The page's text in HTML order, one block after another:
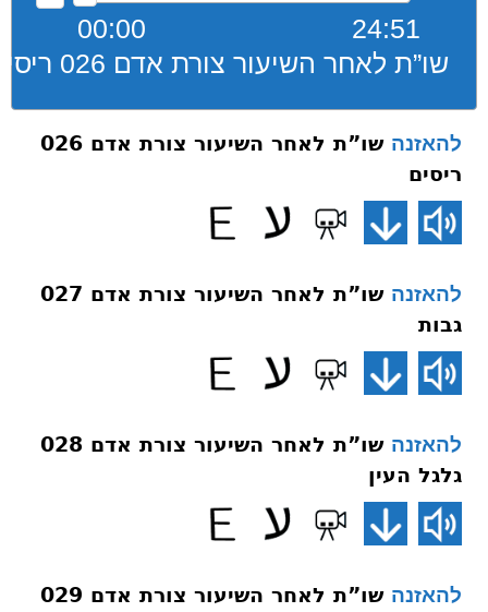
00:00
24:51
שו”ת לאחר השיעור צורת אדם 026 ריסים
להאזנה
שו”ת לאחר השיעור צורת אדם 026
ריסים
להאזנה
שו”ת לאחר השיעור צורת אדם 027
גבות
להאזנה
שו”ת לאחר השיעור צורת אדם 028
גלגל העין
להאזנה
שו”ת לאחר השיעור צורת אדם 029